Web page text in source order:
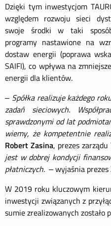
Dzięki tym inwestycjom
względem rozwoju sieci
swoje środki w taki
programy nastawione na
dostaw energii (poprawa
SAIFI), co wpływa na
energii dla klientów.
– Spółka realizuje każdego
zadań sieciowych.
sprawdzonymi od lat
wiemy, że kompetentnie
Robert Zasina, prezes
jest w dobrej kondycji
płatniczych. – wyjaśnia prezes
W 2019 roku kluczowym
inwestycji związanych z
sumie zrealizowanych zostało